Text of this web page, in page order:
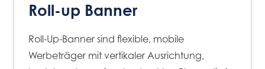
Roll-up Banner
Roll-Up-Banner sind flexible, mobile
Werbeträger mit vertikaler Ausrichtung,